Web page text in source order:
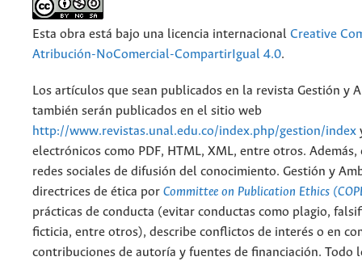
Esta obra está bajo una licencia internacional Creative
Atribución-NoComercial-CompartirIgual 4.0.
Los artículos que sean publicados en la revista Gestión y
también serán publicados en el sitio web
http://www.revistas.unal.edu.co/index.php/gestion/index
electrónicos como PDF, HTML, XML, entre otros.
redes sociales de difusión del conocimiento. Gestión y
directrices de ética por Committee on Publication Ethics
prácticas de conducta (evitar conductas como plagio,
ficticia, entre otros), describe conflictos de interés o en
contribuciones de autoría y fuentes de financiación. Todo